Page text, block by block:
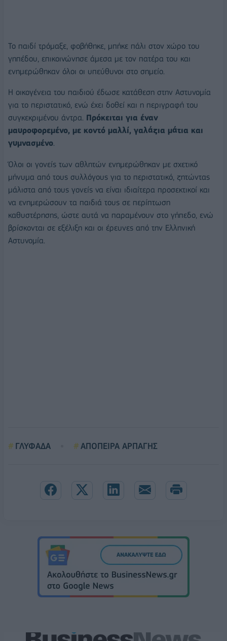
Το παιδί τρόμαξε, φοβήθηκε, μπήκε πάλι στον χώρο του
γηπέδου, επικοινώνησε άμεσα με τον πατέρα του και
ενημερώθηκαν όλοι οι υπεύθυνοι στο σημείο.
Η οικογένεια του παιδιού έδωσε κατάθεση στην Αστυνομία
για το περιστατικό, ενώ έχει δοθεί και η περιγραφή του
συγκεκριμένου άντρα. Πρόκειται για έναν
μαυροφορεμένο, με κοντό μαλλί, γαλάζια μάτια και
γυμνασμένο.
Όλοι οι γονείς των αθλητών ενημερώθηκαν με σχετικό
μήνυμα από τους συλλόγους για το περιστατικό, ζητώντας
μάλιστα από τους γονείς να είναι ιδιαίτερα προσεκτικοί και
να ενημερώσουν τα παιδιά τους σε περίπτωση
καθυστέρησης, ώστε αυτά να παραμένουν στο γήπεδο, ενώ
βρίσκονται σε εξέλιξη και οι έρευνες από την Ελληνική
Αστυνομία.
ΓΛΥΦΑΔΑ ΑΠΟΠΕΙΡΑ ΑΡΠΑΓΗΣ